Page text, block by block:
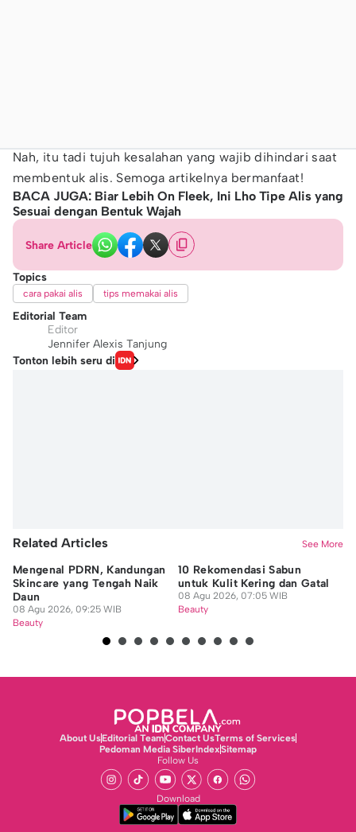
Nah, itu tadi tujuh kesalahan yang wajib dihindari saat
membentuk alis. Semoga artikelnya bermanfaat!
BACA JUGA: Biar Lebih On Fleek, Ini Lho Tipe Alis yang
Sesuai dengan Bentuk Wajah​
Share Article
Topics
cara pakai alis tips memakai alis
Editorial Team
Editor
Jennifer Alexis Tanjung
Tonton lebih seru di
Related Articles See More
Mengenal PDRN, Kandungan
Skincare yang Tengah Naik
Daun
08 Agu 2026, 09:25 WIB
Beauty
10 Rekomendasi Sabun
untuk Kulit Kering dan Gatal
08 Agu 2026, 07:05 WIB
Beauty
About UsEditorial TeamContact UsTerms of Services
Pedoman Media SiberIndexSitemap
Follow Us
Download